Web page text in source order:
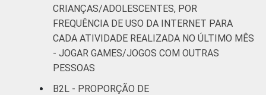
CRIANÇAS/ADOLESCENTES, POR
FREQUÊNCIA DE USO DA INTERNET PARA
CADA ATIVIDADE REALIZADA NO ÚLTIMO MÊS
- JOGAR GAMES/JOGOS COM OUTRAS
PESSOAS
B2L - PROPORÇÃO DE